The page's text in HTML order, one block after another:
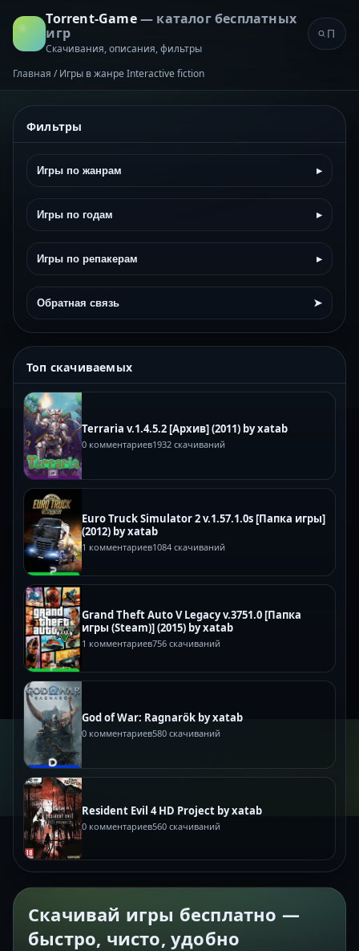
Torrent-Game— каталог бесплатных
игр
Скачивания, описания, фильтры
Главная / Игры в жанре Interactive fiction
Фильтры
Игры по жанрам ▸
Игры по годам ▸
Игры по репакерам ▸
Обратная связь ➤
Топ скачиваемых
Terraria v.1.4.5.2 [Архив] (2011) by xatab
0 комментариев1932 скачиваний
Euro Truck Simulator 2 v.1.57.1.0s [Папка игры]
(2012) by xatab
1 комментариев1084 скачиваний
Grand Theft Auto V Legacy v.3751.0 [Папка
игры (Steam)] (2015) by xatab
1 комментариев756 скачиваний
God of War: Ragnarök by xatab
0 комментариев580 скачиваний
Resident Evil 4 HD Project by xatab
0 комментариев560 скачиваний
Скачивай игры бесплатно —
быстро, чисто, удобно